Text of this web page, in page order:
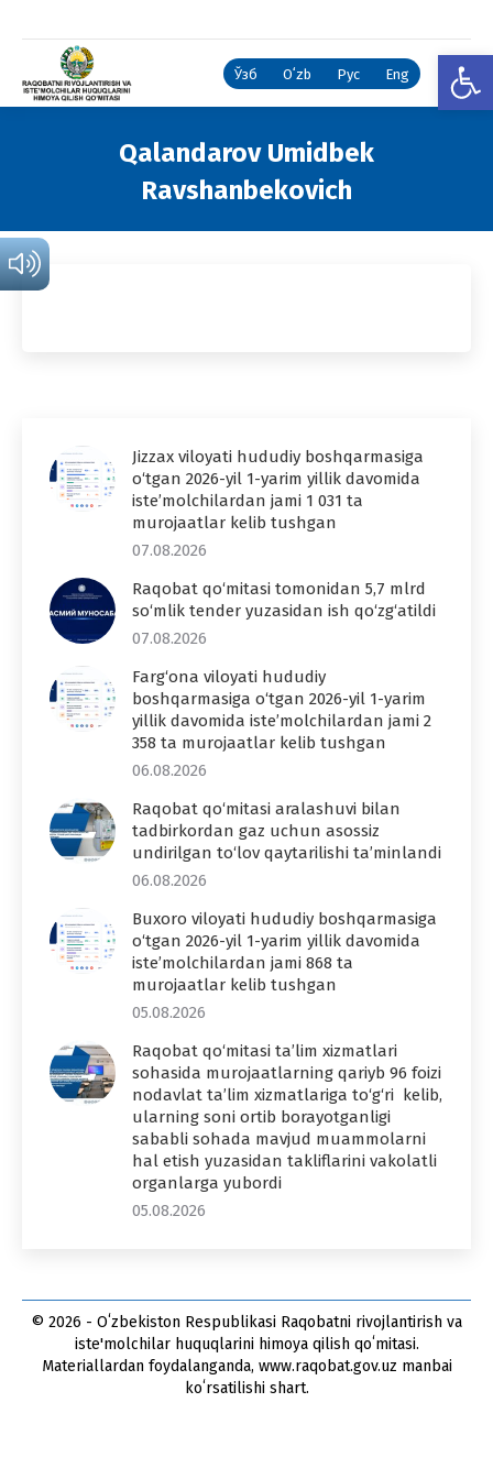
Ўзб Oʻzb Рус Eng
Qalandarov Umidbek
Ravshanbekovich
Jizzax viloyati hududiy boshqarmasiga
o‘tgan 2026-yil 1-yarim yillik davomida
iste’molchilardan jami 1 031 ta
murojaatlar kelib tushgan
07.08.2026
Raqobat qo‘mitasi tomonidan 5,7 mlrd
so‘mlik tender yuzasidan ish qo‘zg‘atildi
07.08.2026
Farg‘ona viloyati hududiy
boshqarmasiga o‘tgan 2026-yil 1-yarim
yillik davomida iste’molchilardan jami 2
358 ta murojaatlar kelib tushgan
06.08.2026
Raqobat qo‘mitasi aralashuvi bilan
tadbirkordan gaz uchun asossiz
undirilgan to‘lov qaytarilishi ta’minlandi
06.08.2026
Buxoro viloyati hududiy boshqarmasiga
o‘tgan 2026-yil 1-yarim yillik davomida
iste’molchilardan jami 868 ta
murojaatlar kelib tushgan
05.08.2026
Raqobat qo‘mitasi ta’lim xizmatlari
sohasida murojaatlarning qariyb 96 foizi
nodavlat ta’lim xizmatlariga to‘g‘ri kelib,
ularning soni ortib borayotganligi
sababli sohada mavjud muammolarni
hal etish yuzasidan takliflarini vakolatli
organlarga yubordi
05.08.2026
© 2026 - Oʻzbekiston Respublikasi Raqobatni rivojlantirish va
iste'molchilar huquqlarini himoya qilish qoʻmitasi.
Materiallardan foydalanganda, www.raqobat.gov.uz manbai
koʻrsatilishi shart.